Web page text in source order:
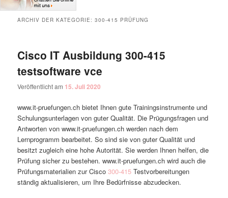
ARCHIV DER KATEGORIE:300-415 PRÜFUNG
Cisco IT Ausbildung 300-415
testsoftware vce
Veröffentlicht am 15. Juli 2020
www.it-pruefungen.ch bietet Ihnen gute Trainingsinstrumente und
Schulungsunterlagen von guter Qualität. Die Prügungsfragen und
Antworten von www.it-pruefungen.ch werden nach dem
Lernprogramm bearbeitet. So sind sie von guter Qualität und
besitzt zugleich eine hohe Autorität. Sie werden Ihnen helfen, die
Prüfung sicher zu bestehen. www.it-pruefungen.ch wird auch die
Prüfungsmaterialien zur Cisco300-415 Testvorbereitungen
ständig aktualisieren, um Ihre Bedürfnisse abzudecken.